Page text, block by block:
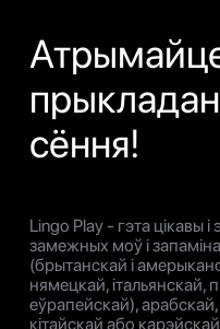
сёння!
Lingo Play - гэта цікавы
замежных моў і
(брытанскай і
нямецкай, італьянскай,
еўрапейскай),
кітайскай або